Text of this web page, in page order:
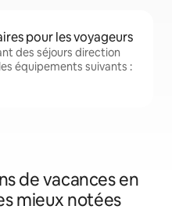
pour les voyageurs
des séjours direction
équipements suivants :
de vacances en
mieux notées